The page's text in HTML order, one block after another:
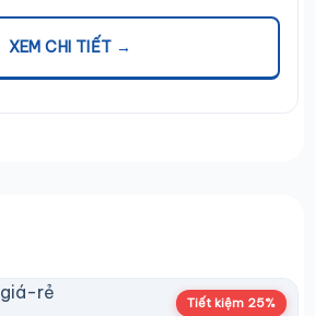
XEM CHI TIẾT →
Tiết kiệm 25%